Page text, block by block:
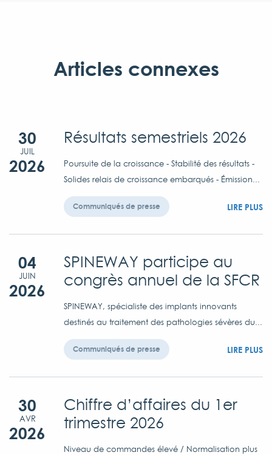
Articles connexes
30
JUIL
2026
Résultats semestriels 2026
Poursuite de la croissance - Stabilité des résultats -
Solides relais de croissance embarqués - Émission...
Communiqués de presse LIRE PLUS
04
JUIN
2026
SPINEWAY participe au
congrès annuel de la SFCR
SPINEWAY, spécialiste des implants innovants
destinés au traitement des pathologies sévères du...
Communiqués de presse LIRE PLUS
30
AVR
2026
Chiffre d’affaires du 1er
trimestre 2026
Niveau de commandes élevé / Normalisation plus